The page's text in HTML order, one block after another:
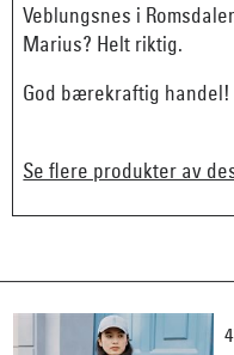
Veblungsnes i
Marius? Helt riktig.
God bærekraftig handel!
Se flere produkter av